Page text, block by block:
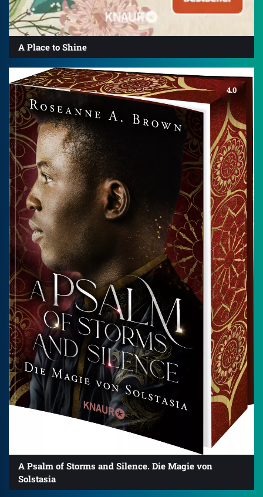
A Place to Shine
4.0
A Psalm of Storms and Silence. Die Magie von
Solstasia